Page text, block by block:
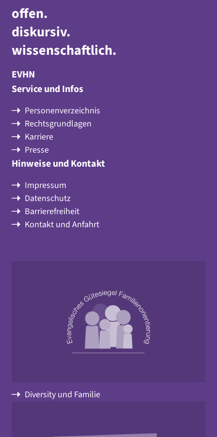
offen.
diskursiv.
wissenschaftlich.
EVHN
Service und Infos
Personenverzeichnis
Rechtsgrundlagen
Karriere
Presse
Hinweise und Kontakt
Impressum
Datenschutz
Barrierefreiheit
Kontakt und Anfahrt
Diversity und Familie